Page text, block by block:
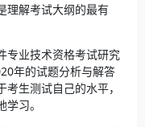
理解考试大纲的最有
专业技术资格考试研究
年的试题分析与解答
考生测试自己的水平，
习。